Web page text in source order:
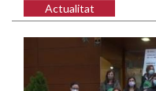
Actualitat